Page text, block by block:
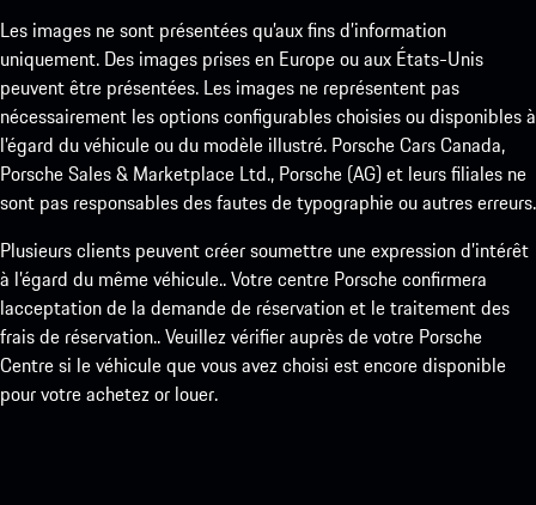
Les images ne sont présentées qu’aux fins d’information
uniquement. Des images prises en Europe ou aux États-Unis
peuvent être présentées. Les images ne représentent pas
nécessairement les options configurables choisies ou disponibles à
l’égard du véhicule ou du modèle illustré. Porsche Cars Canada,
Porsche Sales & Marketplace Ltd., Porsche (AG) et leurs filiales ne
sont pas responsables des fautes de typographie ou autres erreurs.
Plusieurs clients peuvent créer soumettre une expression d’intérêt
à l’égard du même véhicule.. Votre centre Porsche confirmera
lacceptation de la demande de réservation et le traitement des
frais de réservation.. Veuillez vérifier auprès de votre Porsche
Centre si le véhicule que vous avez choisi est encore disponible
pour votre achetez or louer.